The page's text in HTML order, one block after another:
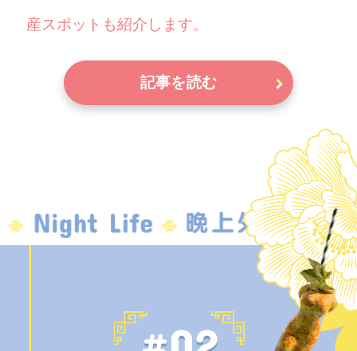
産スポットも紹介します。
記事を読む